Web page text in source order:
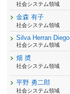
社会システム領域
金森 有子
社会システム領域
Silva Herran Diego
社会システム領域
畑 奬
社会システム領域
平野 勇二郎
社会システム領域